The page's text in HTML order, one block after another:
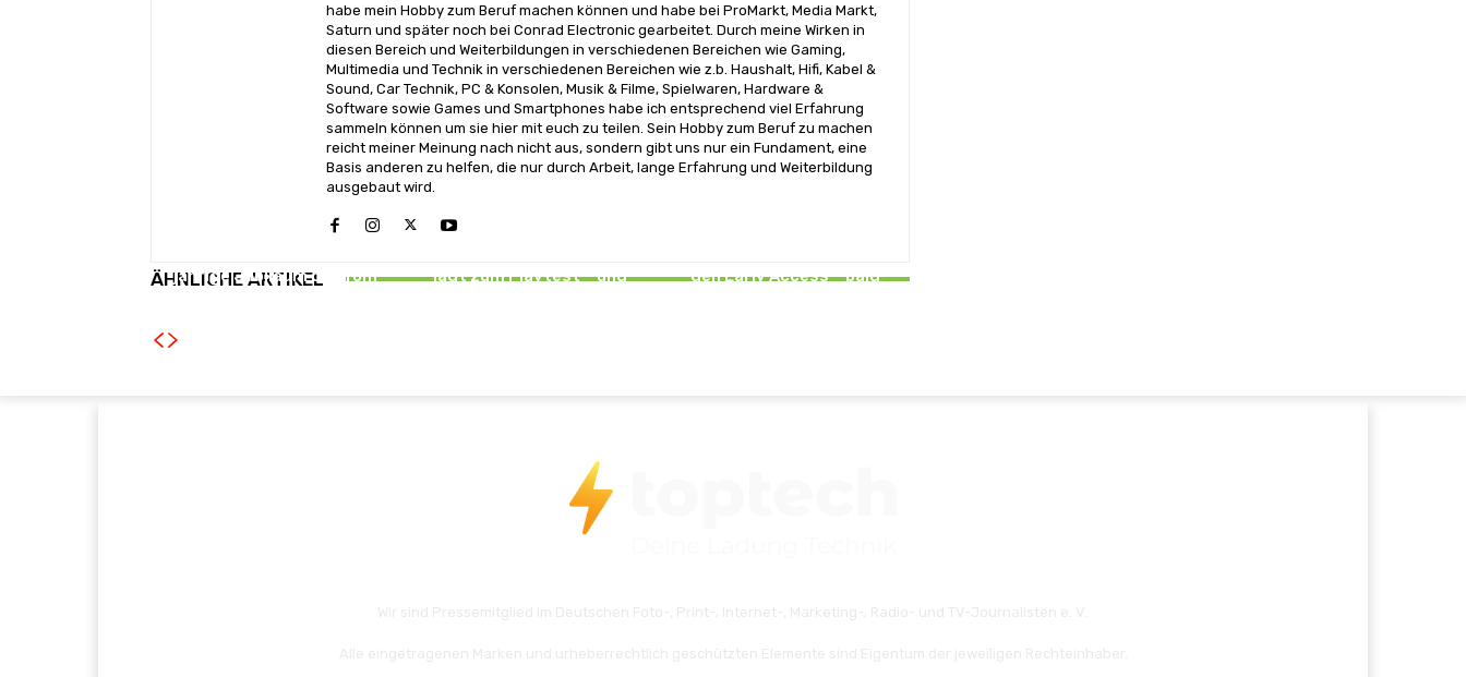
habe mein Hobby zum Beruf machen können und habe bei ProMarkt, Media Markt,
Saturn und später noch bei Conrad Electronic gearbeitet. Durch meine Wirken in
diesen Bereich und Weiterbildungen in verschiedenen Bereichen wie Gaming,
Multimedia und Technik in verschiedenen Bereichen wie z.b. Haushalt, Hifi, Kabel &
Sound, Car Technik, PC & Konsolen, Musik & Filme, Spielwaren, Hardware &
Software sowie Games und Smartphones habe ich entsprechend viel Erfahrung
sammeln können um sie hier mit euch zu teilen. Sein Hobby zum Beruf zu machen
reicht meiner Meinung nach nicht aus, sondern gibt uns nur ein Fundament, eine
Basis anderen zu helfen, die nur durch Arbeit, lange Erfahrung und Weiterbildung
ausgebaut wird.
ÄHNLICHE ARTIKEL
jährige Jubiläum der Tom
lädt zum Playtest – und
den Early Access – bald